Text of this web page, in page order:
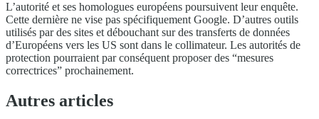
L’autorité et ses homologues européens poursuivent leur enquête.
Cette dernière ne vise pas spécifiquement Google. D’autres outils
utilisés par des sites et débouchant sur des transferts de données
d’Européens vers les US sont dans le collimateur. Les autorités de
protection pourraient par conséquent proposer des “mesures
correctrices” prochainement.
Autres articles